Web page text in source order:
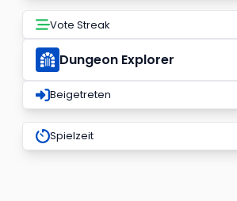
Vote Streak
Dungeon Explorer
Beigetreten
Spielzeit